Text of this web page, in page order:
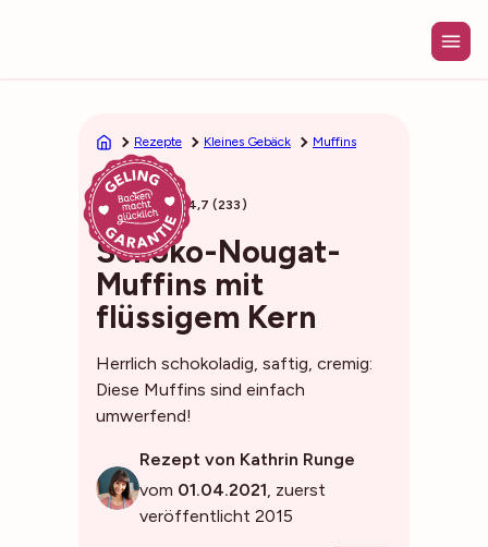
Rezepte Kleines Gebäck Muffins
35min 4,7 (233)
Schoko-Nougat-
Muffins mit
flüssigem Kern
Herrlich schokoladig, saftig, cremig:
Diese Muffins sind einfach
umwerfend!
Rezept von Kathrin Runge
vom 01.04.2021, zuerst
veröffentlicht 2015